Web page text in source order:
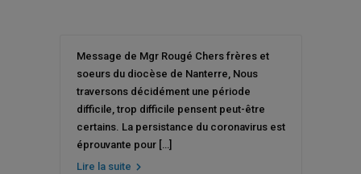
Message de Mgr Rougé Chers frères et
soeurs du diocèse de Nanterre, Nous
traversons décidément une période
difficile, trop difficile pensent peut-être
certains. La persistance du coronavirus est
éprouvante pour […]
Lire la suite